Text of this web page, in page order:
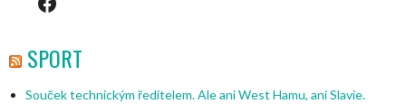
SPORT
Souček technickým ředitelem. Ale ani West Hamu, ani Slavie.